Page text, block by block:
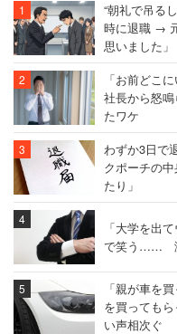
“朝礼で吊る
時に退職 →
思いました」
「お前どこ
社長から怒
たワケ
わずか3日で
クポーチの
たり」
「大学を出
で笑う…… 激
「親が車を
を買っても
い声相次ぐ